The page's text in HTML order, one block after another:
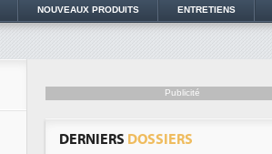
NOUVEAUX PRODUITS ENTRETIENS
Publicité
DERNIERS DOSSIERS